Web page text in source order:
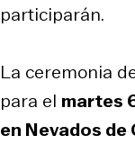
participarán.
La ceremonia
para el martes
en Nevados de